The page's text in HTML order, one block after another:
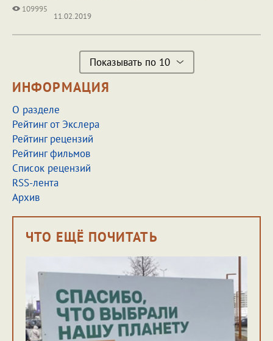
109995
11.02.2019
Показывать по 10
ИНФОРМАЦИЯ
О разделе
Рейтинг от Экслера
Рейтинг рецензий
Рейтинг фильмов
Список рецензий
RSS-лента
Архив
ЧТО ЕЩЁ ПОЧИТАТЬ